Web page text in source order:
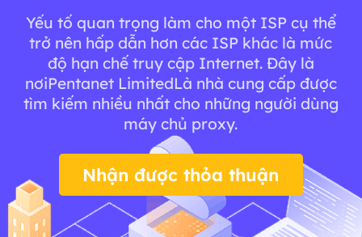
Yếu tố quan trọng làm cho một ISP cụ thể
trở nên hấp dẫn hơn các ISP khác là mức
độ hạn chế truy cập Internet. Đây là
nơiPentanet LimitedLà nhà cung cấp được
tìm kiếm nhiều nhất cho những người dùng
máy chủ proxy.
Nhận được thỏa thuận